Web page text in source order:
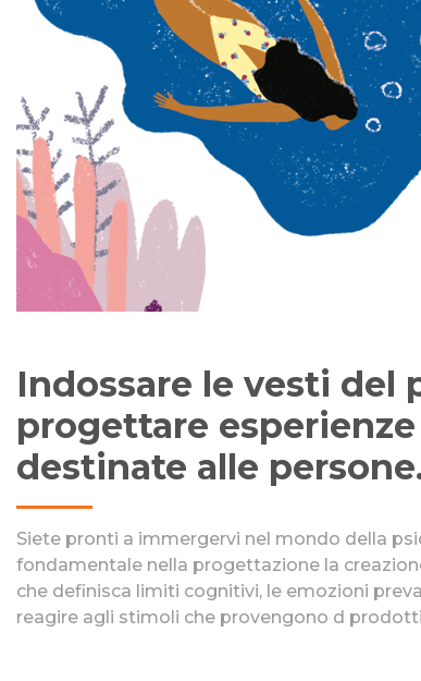
Indossare le vesti del
progettare
destinate alle
Siete pronti a immergervi nel mondo della
fondamentale nella progettazione la
che definisca limiti cognitivi, le emozioni
reagire agli stimoli che provengono d